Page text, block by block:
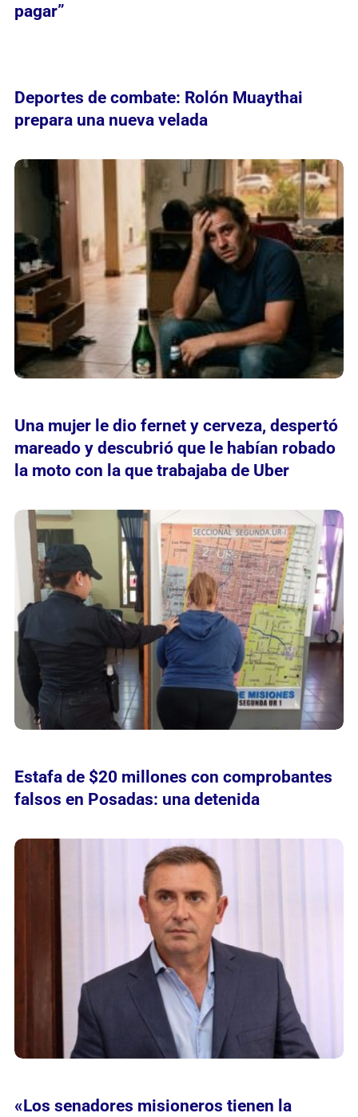
pagar”
Deportes de combate: Rolón Muaythai
prepara una nueva velada
Una mujer le dio fernet y cerveza, despertó
mareado y descubrió que le habían robado
la moto con la que trabajaba de Uber
Estafa de $20 millones con comprobantes
falsos en Posadas: una detenida
«Los senadores misioneros tienen la